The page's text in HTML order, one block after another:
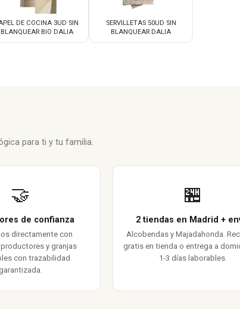
DE COCINA 3UD SIN
BLANQUEAR BIO DALIA
SERVILLETAS 50UD SIN
BLANQUEAR DALIA
para ti y tu familia.
🤝
de confianza
directamente con
y granjas
con trazabilidad
🏪
2 tiendas en Madrid +
Alcobendas y Majadahonda.
gratis en tienda o entrega a
1-3 días laborables.